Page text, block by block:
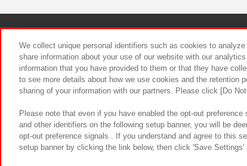
食品
We collect unique personal identifiers such as cookies to
share information about your use of our website with our
information that you have provided to them or that they have
to see more details about how we use cookies and the retention
sharing of your information with our partners. Please click [Do
Please note that even if you have enabled the opt-out
and other identifiers on the following setup banner, you will be
opt-out preference signals . If you understand and agree to this
setup banner by clicking the link below, then click 'Save Settings'